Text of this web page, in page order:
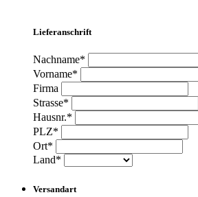
Lieferanschrift
Nachname*
Vorname*
Firma
Strasse*
Hausnr.*
PLZ*
Ort*
Land*
Versandart